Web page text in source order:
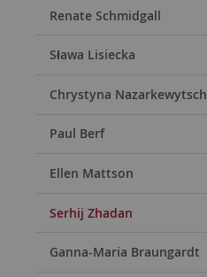
Renate Schmidgall
Sława Lisiecka
Chrystyna Nazarkewytsch
Paul Berf
Ellen Mattson
Serhij Zhadan
Ganna-Maria Braungardt